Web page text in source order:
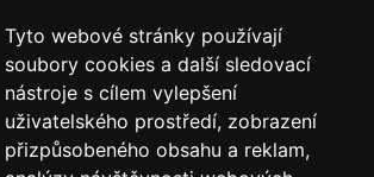
Tyto webové stránky používají
soubory cookies a další sledovací
nástroje s cílem vylepšení
uživatelského prostředí, zobrazení
přizpůsobeného obsahu a reklam,
800 10 10 77